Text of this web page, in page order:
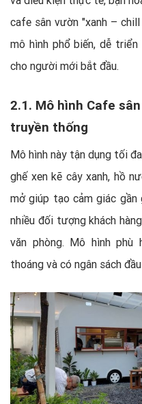
cafe sân vườn "xanh –
mô hình phổ biến, dễ
cho người mới bắt đầu.
2.1. Mô hình Cafe
truyền thống
Mô hình này tận dụng tối
ghế xen kẽ cây xanh, hồ
mở giúp tạo cảm giác gần
nhiều đối tượng khách
văn phòng. Mô hình phù
thoáng và có ngân sách